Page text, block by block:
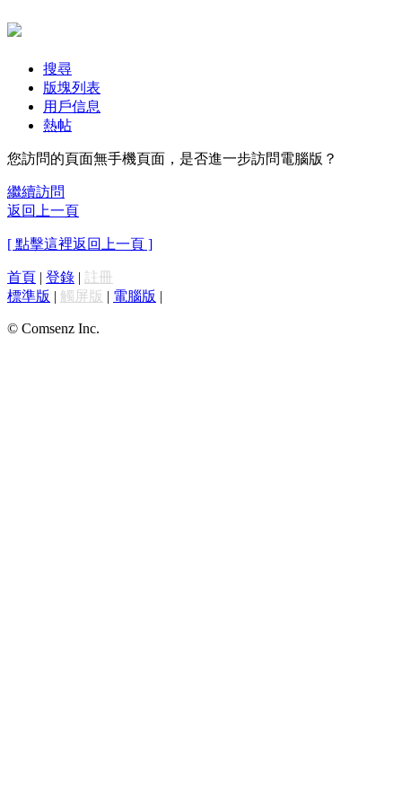
搜尋
版塊列表
用戶信息
熱帖
您訪問的頁面無手機頁面，是否進一步訪問電腦版？
繼續訪問
返回上一頁
[ 點擊這裡返回上一頁 ]
首頁 | 登錄 | 註冊
標準版 | 觸屏版 | 電腦版 |
© Comsenz Inc.